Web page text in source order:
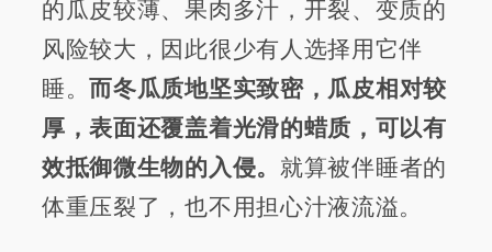
的瓜皮较薄、果肉多汁，开裂、变质的
风险较大，因此很少有人选择用它伴
睡。 而冬瓜质地坚实致密，瓜皮相对较
厚，表面还覆盖着光滑的蜡质，可以有
效抵御微生物的入侵。 就算被伴睡者的
体重压裂了，也不用担心汁液流溢。